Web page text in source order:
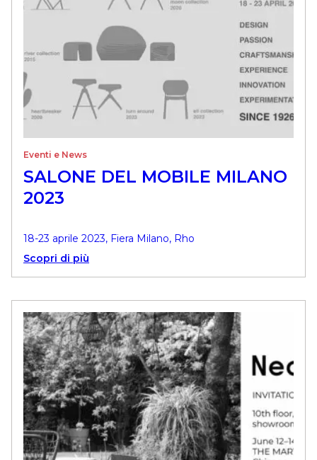
Eventi e News
SALONE DEL MOBILE MILANO
2023
18-23 aprile 2023, Fiera Milano, Rho
Scopri di più